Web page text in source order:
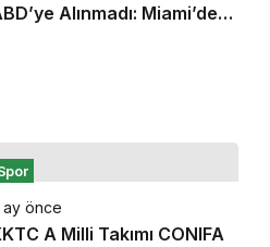
Alınmadı: Miami’den
ay önce
A Milli Takımı CONIFA